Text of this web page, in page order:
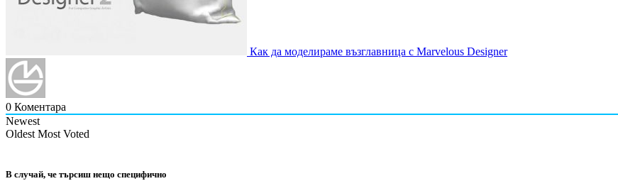
Как да моделираме възглавница с Marvelous Designer
0 Коментара
Newest
Oldest Most Voted
В случай, че търсиш нещо специфично